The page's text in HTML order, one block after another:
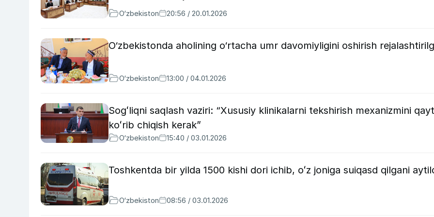
O‘zbekiston 20:56 / 20.01.2026
O‘zbekistonda aholining o‘rtacha umr davomiyligini oshirish
O‘zbekiston 13:00 / 04.01.2026
Sogʻliqni saqlash vaziri: “Xususiy klinikalarni tekshirish mexanizmini
koʻrib chiqish kerak”
O‘zbekiston 15:40 / 03.01.2026
Toshkentda bir yilda 1500 kishi dori ichib, oʻz joniga suiqasd qilgani
O‘zbekiston 08:56 / 03.01.2026